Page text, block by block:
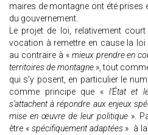
maires de montagne ont été prises
du gouvernement.
Le projet de loi, relativement
vocation à remettre en cause la
au contraire à «mieux prendre en
territoires de montagne », tout
qui s’y posent, en particulier le
comme principe que « l’État et
s’attachent à répondre aux enjeux
mise en œuvre de leur politique ».
être « spécifiquement adaptées» à la